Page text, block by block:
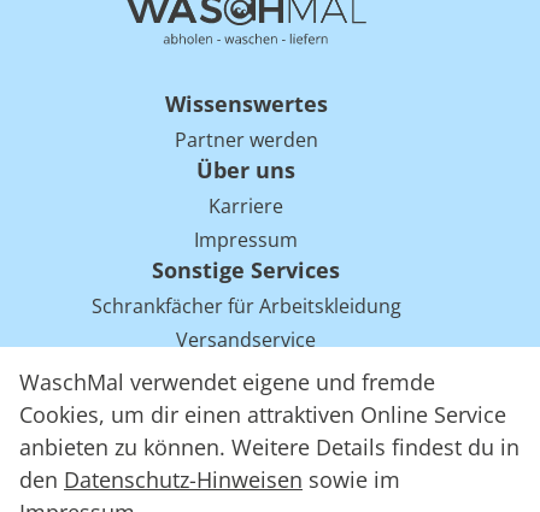
WaschMal verwendet eigene und fremde
Cookies, um dir einen attraktiven Online Service
anbieten zu können. Weitere Details findest du in
den Datenschutz-Hinweisen sowie im
Wissenswertes
Partner werden
Über uns
Karriere
Impressum
Sonstige Services
Schrankfächer für Arbeitskleidung
Versandservice
Einsparpotentiale für Mietwäsche bei Arbeitskleidung
Arbeitskleidung Tracking mit RFID
WaschMal GmbH 2016 – 2026